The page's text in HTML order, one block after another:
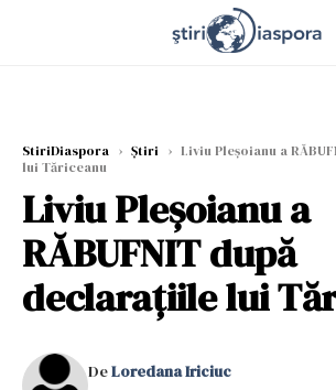
StiriDiaspora › Știri › Liviu Pleșoianu a
lui Tăriceanu
Liviu Pleșoianu a
RĂBUFNIT după
declarațiile lui
DeLoredana Iriciuc